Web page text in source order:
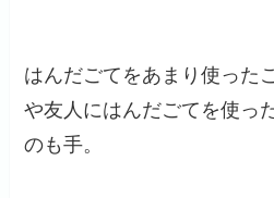
はんだごてをあまり使った
や友人にはんだごてを使っ
のも手。